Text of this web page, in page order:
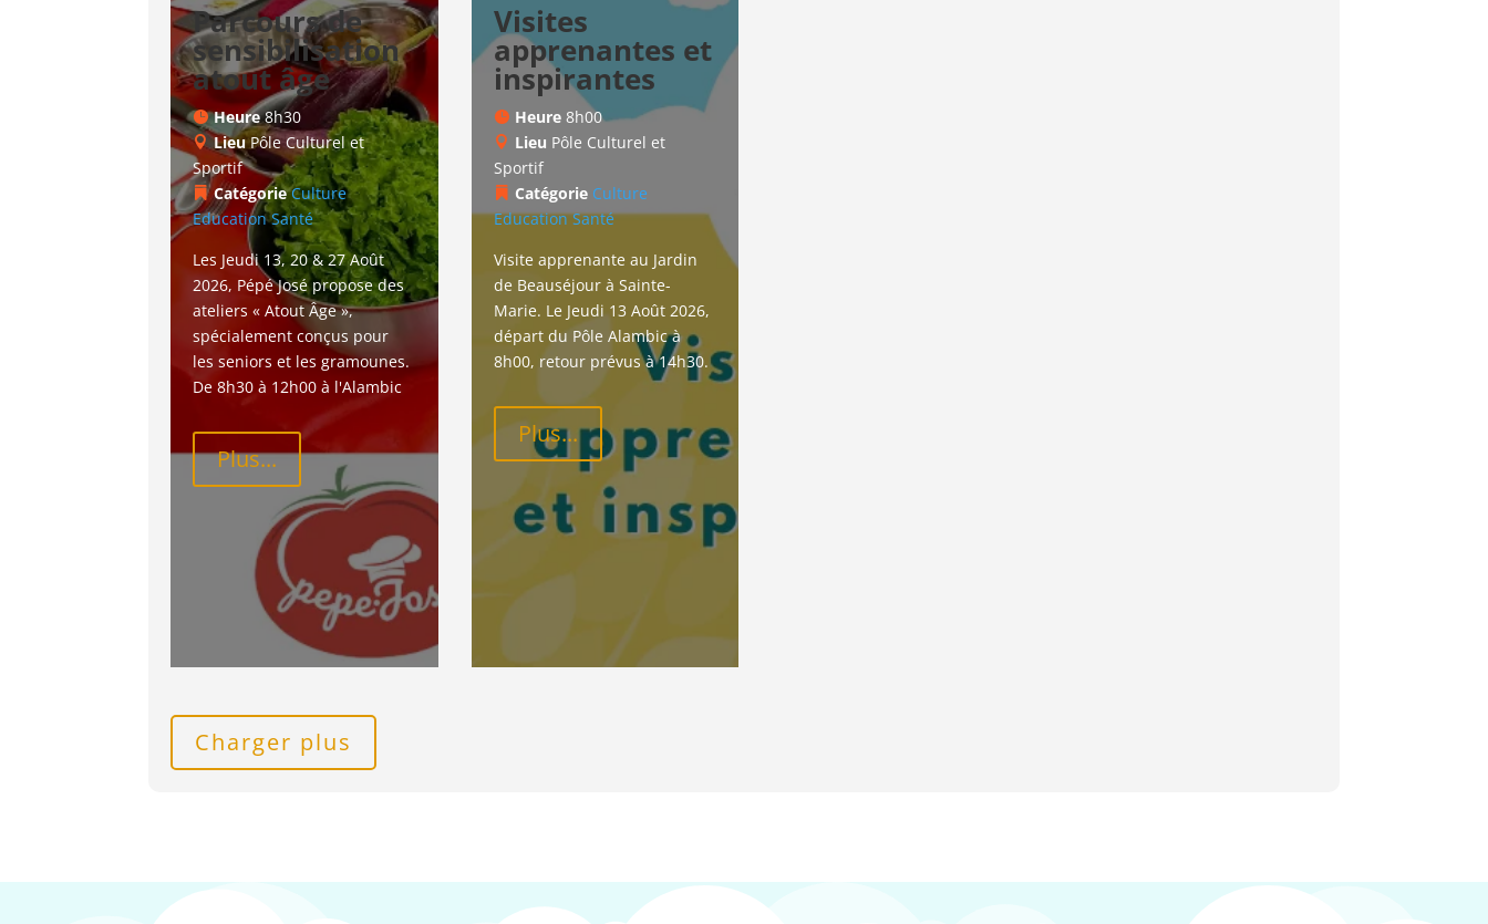
Parcours de
sensibilisation
atout âge
Heure8h30
LieuPôle Culturel et
Sportif
CatégorieCulture
Education Santé
Les Jeudi 13, 20 & 27 Août
2026, Pépé José propose des
ateliers « Atout Âge »,
spécialement conçus pour
les seniors et les gramounes.
De 8h30 à 12h00 à l'Alambic
Plus...
Visites
apprenantes et
inspirantes
Heure 8h00
Lieu Pôle Culturel et
Sportif
Catégorie Culture
Education Santé
Visite apprenante au Jardin
de Beauséjour à Sainte-
Marie. Le Jeudi 13 Août 2026,
départ du Pôle Alambic à
8h00, retour prévus à 14h30.
Plus...
Charger plus